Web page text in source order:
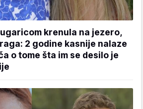
krenula na jezero,
2 godine kasnije nalaze
o tome šta im se desilo je